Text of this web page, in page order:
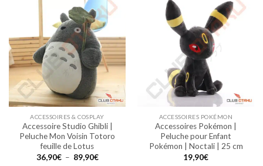
plusieurs
variations.
Les
options
peuvent
être
choisies
sur
la
page
du
produit
plusieurs
variations.
Les
options
peuvent
être
choisies
sur
la
page
produit
ACCESSOIRES & COSPLAY
Accessoire Studio Ghibli |
Peluche Mon Voisin Totoro
feuille de Lotus
36,90€ – 89,90€Plage
ACCESSOIRES POKÉMON
Accessoires Pokémon |
Peluche pour Enfant
Pokémon | Noctali | 25 cm
19,90€